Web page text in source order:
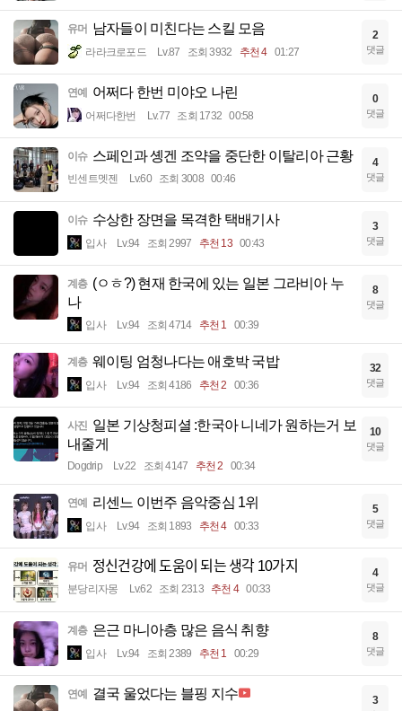
유머 남자들이 미친다는 스킬 모음
라라크로포드 Lv.87 조회 3932 추천 4 01:27
2
댓글
연예 어쩌다 한번 미야오 나린
어쩌다한번 Lv.77 조회 1732 00:58
0
댓글
이슈 스페인과 솅겐 조약을 중단한 이탈리아 근황
빈센트멧젠 Lv.60 조회 3008 00:46
4
댓글
이슈 수상한 장면을 목격한 택배기사
입사 Lv.94 조회 2997 추천 13 00:43
3
댓글
계층 (ㅇㅎ?) 현재 한국에 있는 일본 그라비아 누
나
입사 Lv.94 조회 4714 추천 1 00:39
8
댓글
계층 웨이팅 엄청나다는 애호박 국밥
입사 Lv.94 조회 4186 추천 2 00:36
32
댓글
사진 일본 기상청피셜 :한국아 니네가 원하는거 보
내줄게
Dogdrip Lv.22 조회 4147 추천 2 00:34
10
댓글
연예 리센느 이번주 음악중심 1위
입사 Lv.94 조회 1893 추천 4 00:33
5
댓글
유머 정신건강에 도움이 되는 생각 10가지
분당리자몽 Lv.62 조회 2313 추천 4 00:33
4
댓글
계층 은근 마니아층 많은 음식 취향
입사 Lv.94 조회 2389 추천 1 00:29
8
댓글
연예 결국 울었다는 블핑 지수 3